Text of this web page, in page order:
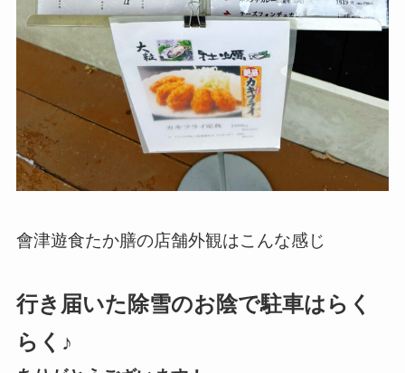
會津遊食たか膳の店舗外観はこんな感じ
行き届いた除雪のお陰で駐車はらく
らく♪